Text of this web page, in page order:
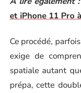
et iPhone 11 Pro
Ce procédé,
exige de
spatiale autant
prépa, cette